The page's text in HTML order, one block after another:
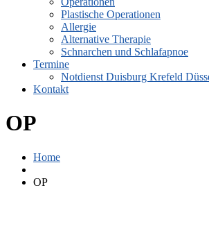
Plastische Operationen
Allergie
Alternative Therapie
Schnarchen und Schlafapnoe
Termine
Notdienst Duisburg Krefeld
Kontakt
OP
Home
OP